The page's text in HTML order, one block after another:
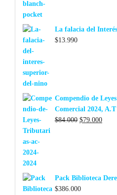
La falacia del
$13.990
Compendio de
Comercial 2024, A.T
$84.000 El
$79.000El
Pack Biblioteca
$386.000